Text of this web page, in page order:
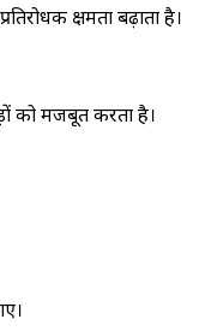
क्षमता बढ़ाता है।
को मजबूत करता है।